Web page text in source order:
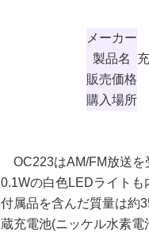
メーカー
製品名
販売価格
購入場所
OC223はAM/FM放送を
0.1Wの白色LEDライトも
付属品を含んだ質量は約
蔵充電池(ニッケル水素